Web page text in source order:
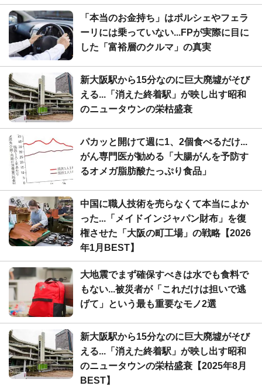
「本当のお金持ち」はポルシェやフェラ
ーリには乗っていない...FPが実際に目に
した「富裕層のクルマ」の真実
新大阪駅から15分なのに巨大廃墟がそび
える...「消えた終着駅」が映し出す昭和
のニュータウンの栄枯盛衰
パカッと開けて週に1、2個食べるだけ...
がん専門医が勧める「大腸がんを予防す
るオメガ脂肪酸たっぷり食品」
中国に職人技術を売らなくて本当によか
った...「メイドインジャパン財布」を復
権させた「大阪の町工場」の戦略【2026
年1月BEST】
大地震でまず確保すべきは水でも食料で
もない...被災者が「これだけは担いで逃
げて」という最も重要なモノ2選
新大阪駅から15分なのに巨大廃墟がそび
える...「消えた終着駅」が映し出す昭和
のニュータウンの栄枯盛衰【2025年8月
BEST】